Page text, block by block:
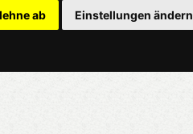
ab Einstellungen ändern